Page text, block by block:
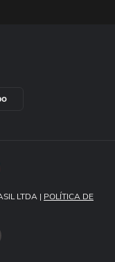
LTDA | POLÍTICA DE